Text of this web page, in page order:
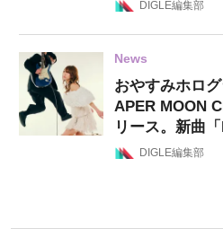
DIGLE編集部
News
おやすみホロ
APER MOON
リース。新曲
DIGLE編集部